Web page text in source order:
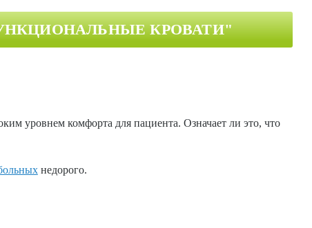
КРОВАТИ"
уровнем комфорта для пациента. Означает ли это, что
недорого.